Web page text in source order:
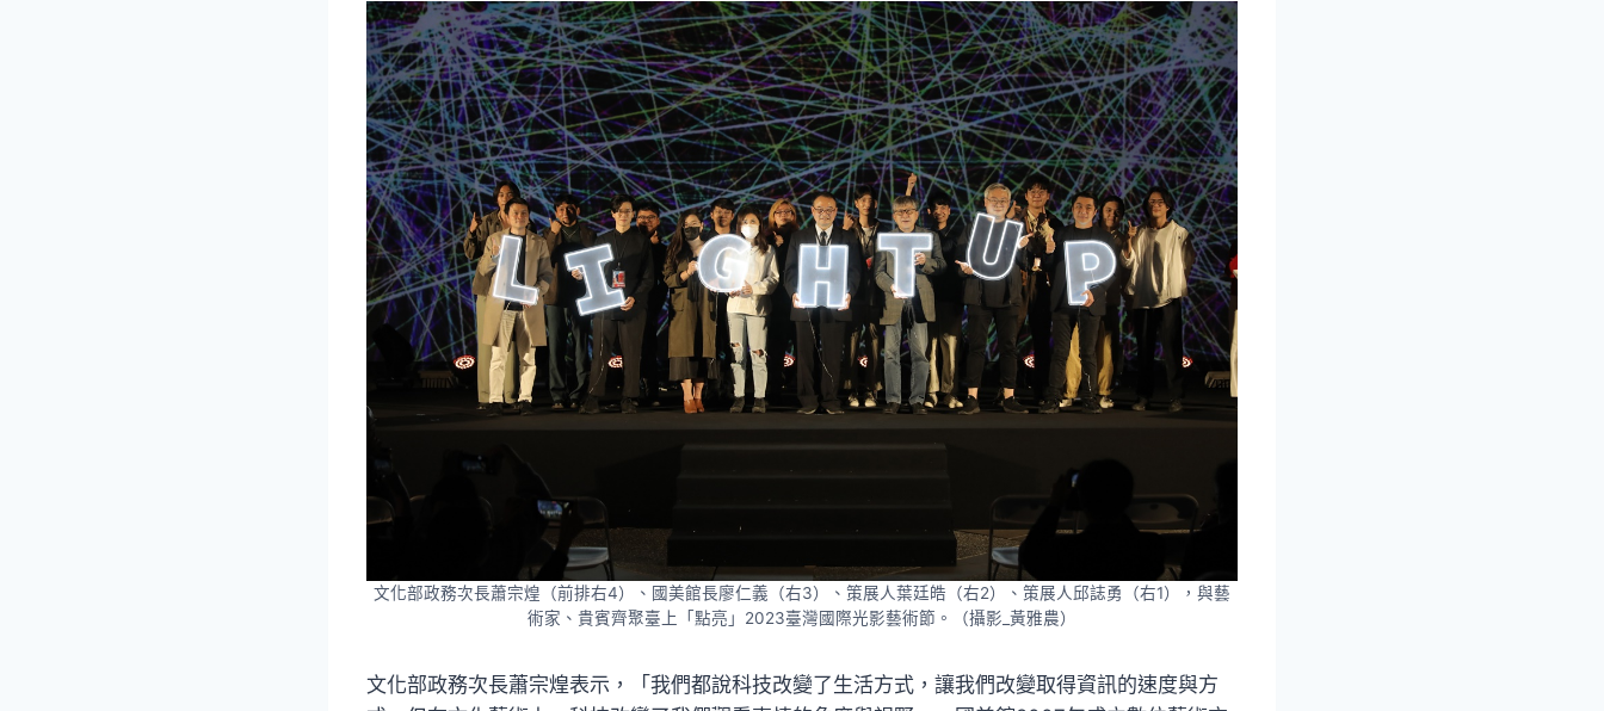
文化部政務次長蕭宗煌（前排右4）、國美館長廖仁義（右3）、策展人葉廷皓（右2）、策展人邱誌勇（右1），與藝
術家、貴賓齊聚臺上「點亮」2023臺灣國際光影藝術節。（攝影_黃雅農）
文化部政務次長蕭宗煌表示，「我們都說科技改變了生活方式，讓我們改變取得資訊的速度與方